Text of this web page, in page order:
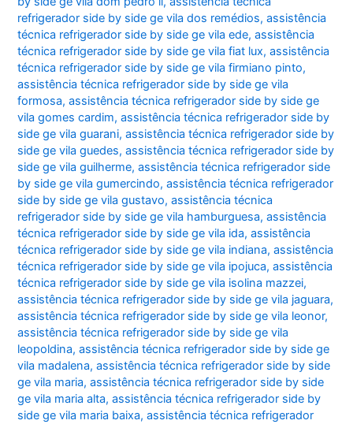
refrigerador side by side ge vila dos remédios,assistência
técnica refrigerador side by side ge vila ede,assistência
técnica refrigerador side by side ge vila fiat lux,assistência
técnica refrigerador side by side ge vila firmiano pinto,
assistência técnica refrigerador side by side ge vila
formosa,assistência técnica refrigerador side by side ge
vila gomes cardim,assistência técnica refrigerador side by
side ge vila guarani,assistência técnica refrigerador side by
side ge vila guedes,assistência técnica refrigerador side by
side ge vila guilherme,assistência técnica refrigerador side
by side ge vila gumercindo,assistência técnica refrigerador
side by side ge vila gustavo,assistência técnica
refrigerador side by side ge vila hamburguesa,assistência
técnica refrigerador side by side ge vila ida,assistência
técnica refrigerador side by side ge vila indiana,assistência
técnica refrigerador side by side ge vila ipojuca,assistência
técnica refrigerador side by side ge vila isolina mazzei,
assistência técnica refrigerador side by side ge vila jaguara,
assistência técnica refrigerador side by side ge vila leonor,
assistência técnica refrigerador side by side ge vila
leopoldina,assistência técnica refrigerador side by side ge
vila madalena,assistência técnica refrigerador side by side
ge vila maria,assistência técnica refrigerador side by side
ge vila maria alta,assistência técnica refrigerador side by
side ge vila maria baixa,assistência técnica refrigerador